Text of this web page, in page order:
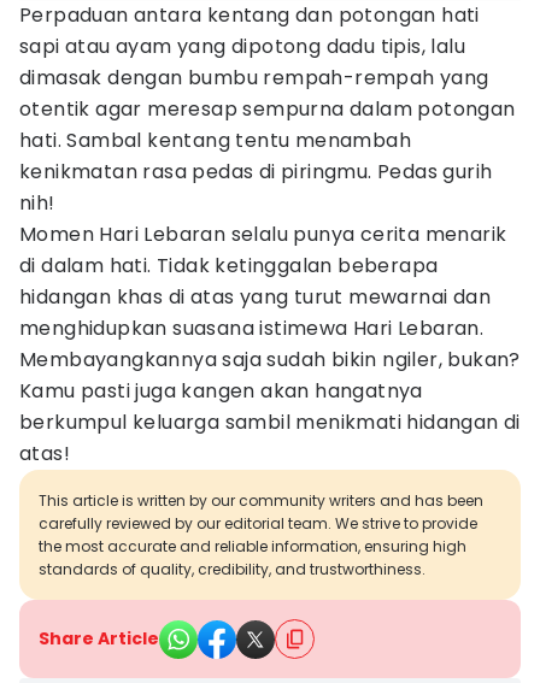
Perpaduan antara kentang dan potongan hati
sapi atau ayam yang dipotong dadu tipis, lalu
dimasak dengan bumbu rempah-rempah yang
otentik agar meresap sempurna dalam potongan
hati. Sambal kentang tentu menambah
kenikmatan rasa pedas di piringmu. Pedas gurih
nih!
Momen Hari Lebaran selalu punya cerita menarik
di dalam hati. Tidak ketinggalan beberapa
hidangan khas di atas yang turut mewarnai dan
menghidupkan suasana istimewa Hari Lebaran.
Membayangkannya saja sudah bikin ngiler, bukan?
Kamu pasti juga kangen akan hangatnya
berkumpul keluarga sambil menikmati hidangan di
atas!
This article is written by our community writers and has been
carefully reviewed by our editorial team. We strive to provide
the most accurate and reliable information, ensuring high
standards of quality, credibility, and trustworthiness.
Share Article